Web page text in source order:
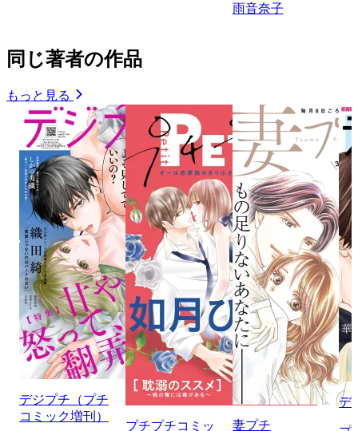
雨音奈子
同じ著者の作品
もっと見る
デジプチ（プチ
コミック増刊）
プチプチコミッ 妻プチ
デ